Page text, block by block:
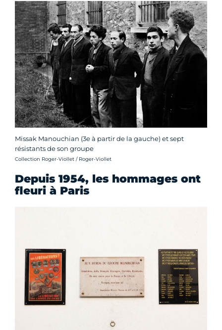
Missak Manouchian (3e à partir de la gauche) et sept
résistants de son groupe
Crédit photo :
Collection Roger-Viollet / Roger-Viollet
Depuis 1954, les hommages ont
fleuri à Paris